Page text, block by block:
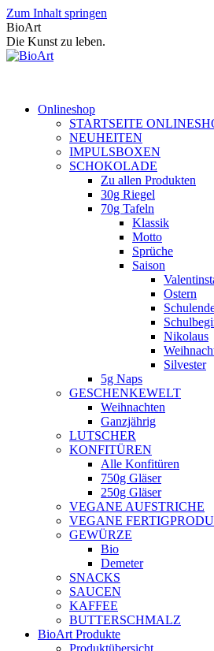
Zum Inhalt springen
BioArt
Die Kunst zu leben.
Onlineshop
STARTSEITE
NEUHEITEN
IMPULSBOXEN
SCHOKOLADE
Zu allen Produkten
30g Riegel
70g Tafeln
Klassik
Motto
Sprüche
Saison
Ostern
Nikolaus
Silvester
5g Naps
GESCHENKEWELT
Weihnachten
Ganzjährig
LUTSCHER
KONFITÜREN
Alle Konfitüren
750g Gläser
250g Gläser
VEGANE AUFSTRICHE
VEGANE
GEWÜRZE
Bio
Demeter
SNACKS
SAUCEN
KAFFEE
BUTTERSCHMALZ
BioArt Produkte
Produktübersicht